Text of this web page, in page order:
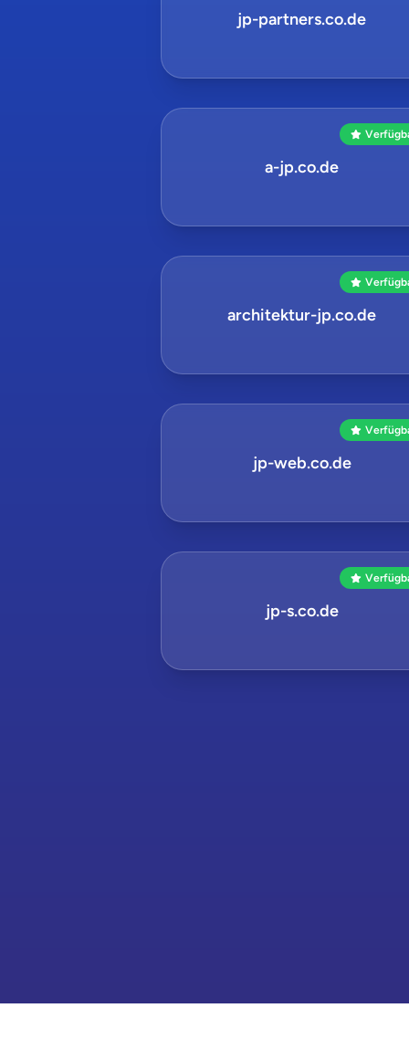
jp-partners.co.de
a-jp.co.de
architektur-jp.co.de
jp-web.co.de
jp-s.co.de